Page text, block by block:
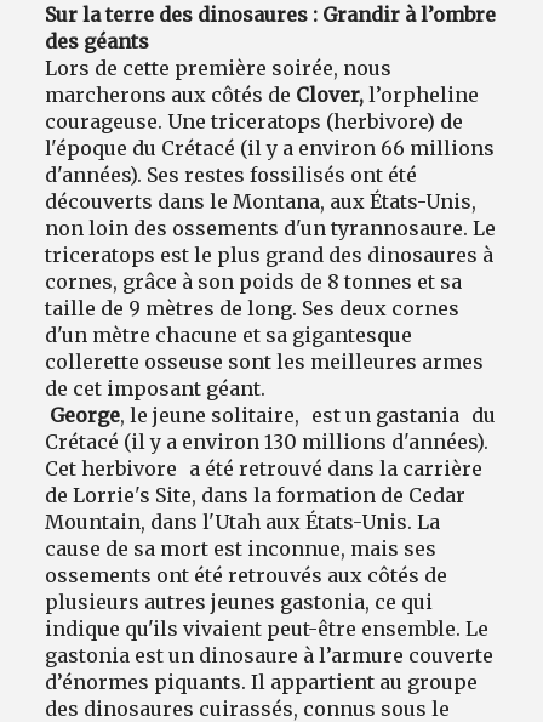
Sur la terre des dinosaures : Grandir à l’ombre
des géants
Lors de cette première soirée, nous
marcherons aux côtés de Clover, l’orpheline
courageuse. Une triceratops (herbivore) de
l'époque du Crétacé (il y a environ 66 millions
d'années). Ses restes fossilisés ont été
découverts dans le Montana, aux États-Unis,
non loin des ossements d'un tyrannosaure. Le
triceratops est le plus grand des dinosaures à
cornes, grâce à son poids de 8 tonnes et sa
taille de 9 mètres de long. Ses deux cornes
d'un mètre chacune et sa gigantesque
collerette osseuse sont les meilleures armes
de cet imposant géant.
George, le jeune solitaire, est un gastania du
Crétacé (il y a environ 130 millions d'années).
Cet herbivore a été retrouvé dans la carrière
de Lorrie's Site, dans la formation de Cedar
Mountain, dans l'Utah aux États-Unis. La
cause de sa mort est inconnue, mais ses
ossements ont été retrouvés aux côtés de
plusieurs autres jeunes gastonia, ce qui
indique qu'ils vivaient peut-être ensemble. Le
gastonia est un dinosaure à l’armure couverte
d’énormes piquants. Il appartient au groupe
des dinosaures cuirassés, connus sous le